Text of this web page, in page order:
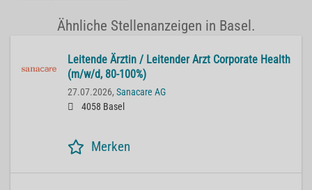
Ähnliche Stellenanzeigen in Basel.
Lei­ten­de Ärz­tin / Lei­ten­der Arzt Cor­po­ra­te He­alth
(m/w/d, 80-100%)
27.07.2026, Sanacare AG
4058 Basel
Merken